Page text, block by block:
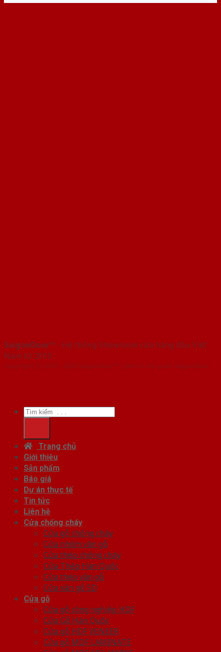
SaigonDoor™ - Hệ thống Showroom cửa hàng đầu Việt
Nam từ 2010
Copyright ⓒ 2010 – 2026 SaigonDoor™ | Đơn vị chủ quản SaigonDoor
Tìm
kiếm:
Trang chủ
Giới thiệu
Sản phẩm
Báo giá
Dự án thực tế
Tin tức
Liên hệ
Cửa chống cháy
Cửa gỗ chống cháy
Cửa nhôm vân gỗ
Cửa thép chống cháy
Cửa Thép Hàn Quốc
Cửa thép vân gỗ
Cửa vân gỗ 5D
Cửa gỗ
Cửa gỗ công nghiệp HDF
Cửa Gỗ Hàn Quốc
Cửa gỗ HDF VENEER
Cửa gỗ MDF LAMINATE